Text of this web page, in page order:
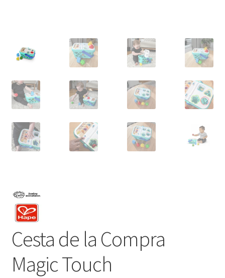
Cesta de la Compra
Magic Touch